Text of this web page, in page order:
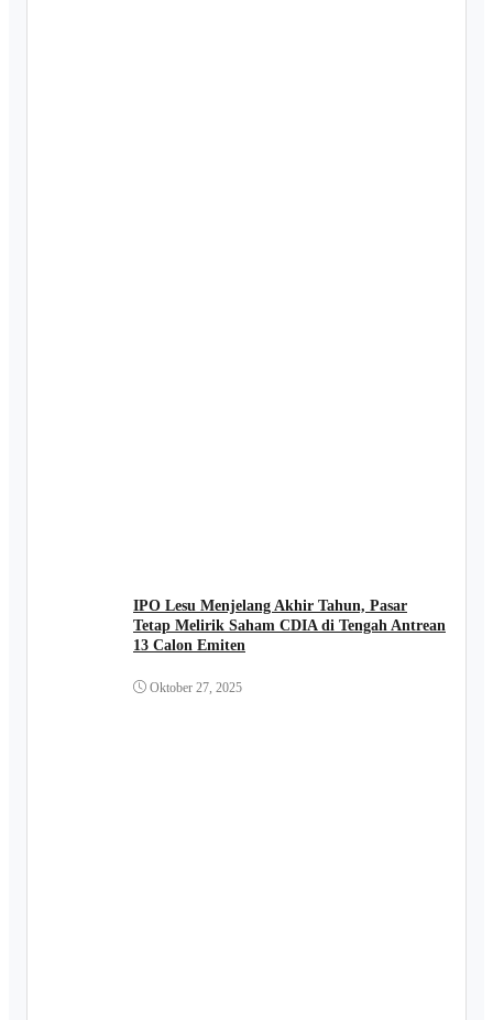
IPO Lesu Menjelang Akhir Tahun, Pasar
Tetap Melirik Saham CDIA di Tengah Antrean
13 Calon Emiten
Oktober 27, 2025